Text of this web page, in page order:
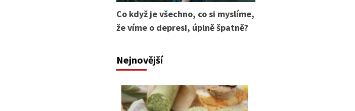
Co když je všechno, co si myslíme,
že víme o depresi, úplně špatně?
Nejnovější